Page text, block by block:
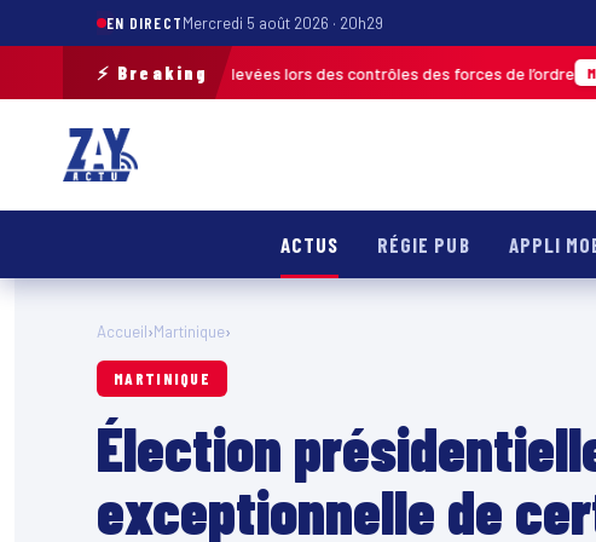
EN DIRECTMercredi 5 août 2026 · 20h29
⚡ Breaking
infractions relevées lors des contrôles des forces de l’ordre MARTINIQUE
ACTUS RÉGIE PUB APPLI
Accueil›Martinique›
MARTINIQUE
Élection
exceptionnelle de